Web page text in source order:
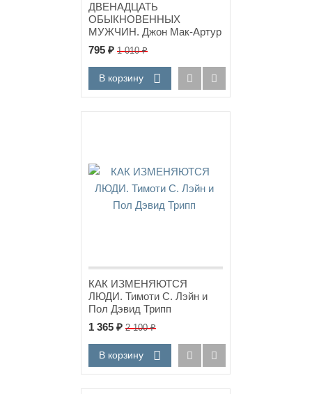
ДВЕНАДЦАТЬ
ОБЫКНОВЕННЫХ
МУЖЧИН. Джон Мак-Артур
795 ₽ 1 010₽
В корзину
КАК ИЗМЕНЯЮТСЯ
ЛЮДИ. Тимоти С. Лэйн и
Пол Дэвид Трипп
1 365 ₽ 2 100₽
В корзину